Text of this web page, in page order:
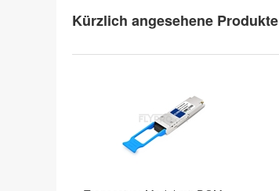
Kürzlich angesehene Produkte